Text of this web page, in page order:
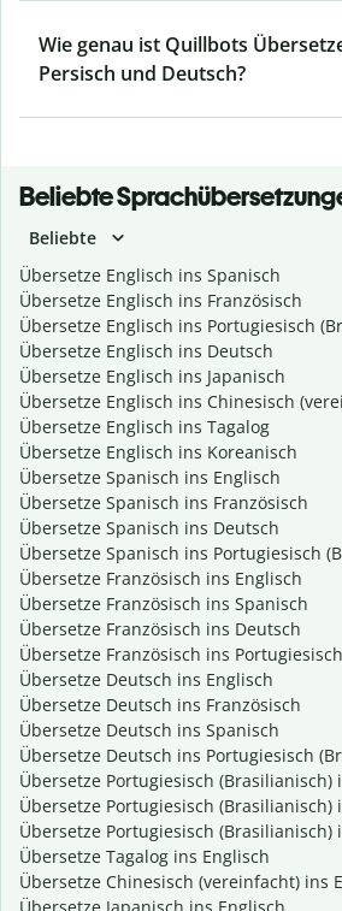
Wie genau ist Quillbots
Persisch und Deutsch?
Beliebte
Beliebte
Übersetze Englisch ins Spanisch
Übersetze Englisch ins Französisch
Übersetze Englisch ins Portugiesisch
Übersetze Englisch ins Deutsch
Übersetze Englisch ins Japanisch
Übersetze Englisch ins Chinesisch
Übersetze Englisch ins Tagalog
Übersetze Englisch ins Koreanisch
Übersetze Spanisch ins Englisch
Übersetze Spanisch ins Französisch
Übersetze Spanisch ins Deutsch
Übersetze Spanisch ins Portugiesisch
Übersetze Französisch ins Englisch
Übersetze Französisch ins Spanisch
Übersetze Französisch ins Deutsch
Übersetze Französisch ins
Übersetze Deutsch ins Englisch
Übersetze Deutsch ins Französisch
Übersetze Deutsch ins Spanisch
Übersetze Deutsch ins Portugiesisch
Übersetze Portugiesisch (Brasilianisch)
Übersetze Portugiesisch (Brasilianisch)
Übersetze Portugiesisch (Brasilianisch)
Übersetze Tagalog ins Englisch
Übersetze Chinesisch (vereinfacht) ins